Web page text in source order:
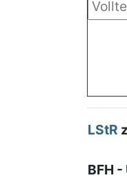
LStR
BFH